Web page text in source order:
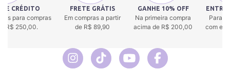
CRÉDITO
para compras
R$ 250,00.
FRETE GRÁTIS
Em compras a partir
de R$ 89,90
GANHE 10% OFF
Na primeira compra
acima de R$ 200,00
Para
com